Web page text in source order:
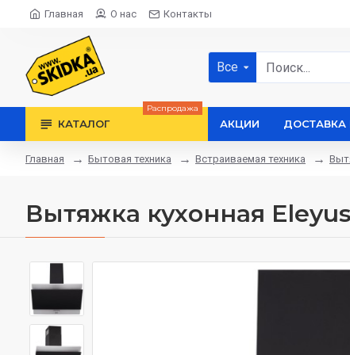
Главная О нас Контакты
Все
КАТАЛОГ
Распродажа
АКЦИИ ДОСТАВКА
Главная Бытовая техника Встраиваемая техника
Вытяжка кухонная